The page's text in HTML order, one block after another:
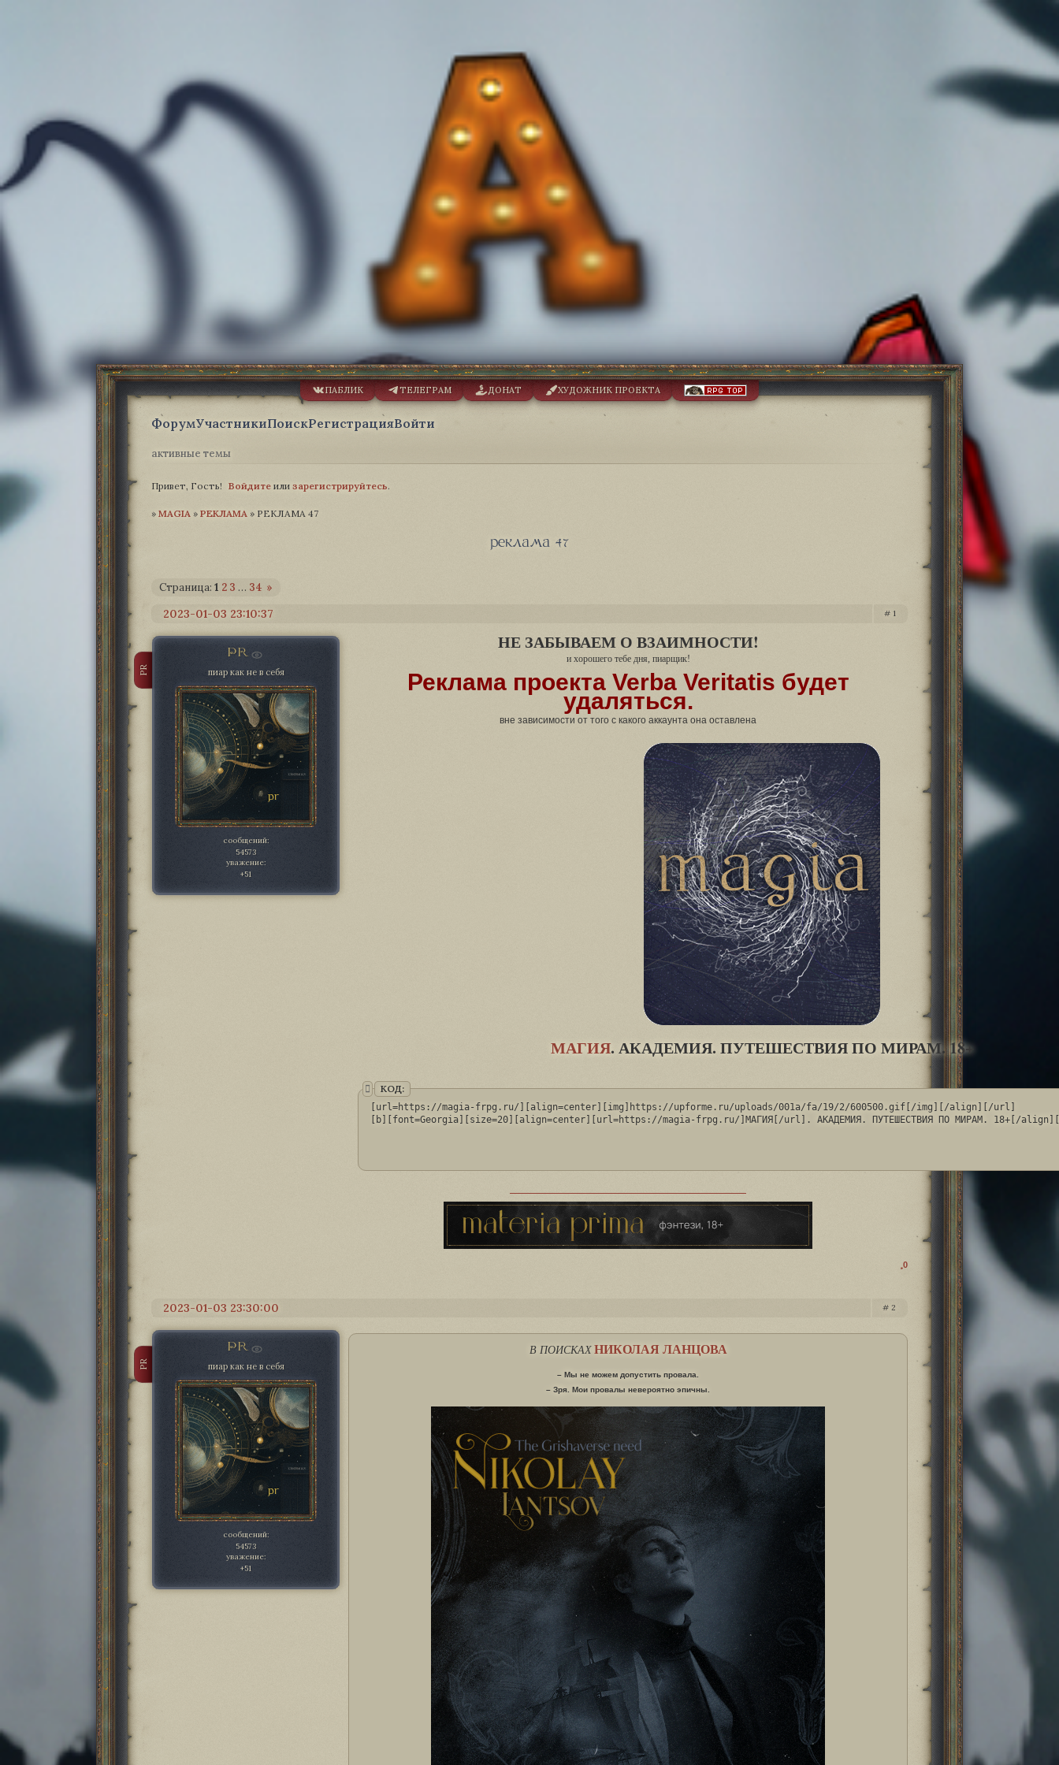
ФорумУчастникиПоискРегистрацияВойти
активные темы
ПАБЛИК ТЕЛЕГРАМ ДОНАТ ХУДОЖНИК ПРОЕКТА
Привет, Гость! Войдите или зарегистрируйтесь.
» MAGIA­ » РЕКЛАМА » РЕКЛАМА 47
реклама 47
Страница: 1 2 3 … 34 »
1
2023-01-03 23:10:37
PR
PR пиар как не в себя
сообщений:
54573
уважение:
+51
НЕ ЗАБЫВАЕМ О ВЗАИМНОСТИ!
и хорошего тебе дня, пиарщик!
Реклама проекта Verba Veritatis будет
удаляться.
вне зависимости от того с какого аккаунта она оставлена
МАГИЯ. АКАДЕМИЯ. ПУТЕШЕСТВИЯ ПО МИРАМ. 18+
КОД:
[url=https://magia-frpg.ru/][align=center][img]https://upforme.ru/uploads/001a/fa/19/2/600500.gif[/img][/align][/url]
[b][font=Georgia][size=20][align=center][url=https://magia-frpg.ru/]МАГИЯ[/url]. АКАДЕМИЯ. ПУТЕШЕСТВИЯ ПО МИРАМ. 18+[/
0
2
2023-01-03 23:30:00
PR
PR пиар как не в себя
сообщений:
54573
уважение:
+51
В ПОИСКАХ НИКОЛАЯ ЛАНЦОВА
– Мы не можем допустить провала.
– Зря. Мои провалы невероятно эпичны.